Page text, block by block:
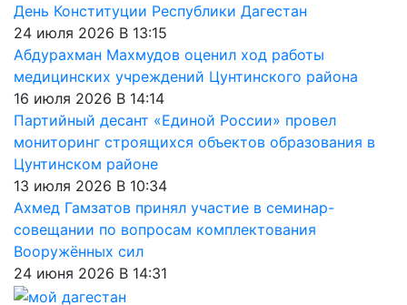
День Конституции Республики Дагестан
24 июля 2026 В 13:15
Абдурахман Махмудов оценил ход работы
медицинских учреждений Цунтинского района
16 июля 2026 В 14:14
Партийный десант «Единой России» провел
мониторинг строящихся объектов образования в
Цунтинском районе
13 июля 2026 В 10:34
Ахмед Гамзатов принял участие в семинар-
совещании по вопросам комплектования
Вооружённых сил
24 июня 2026 В 14:31